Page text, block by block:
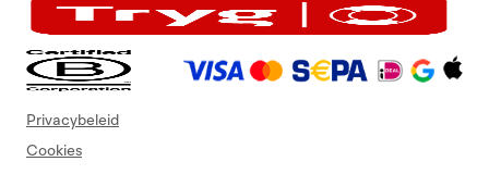
Privacybeleid
Cookies